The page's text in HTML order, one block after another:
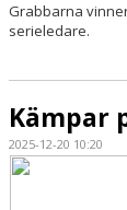
Grabbarna
serieledare.
Kämpar
2025-12-20 10:20